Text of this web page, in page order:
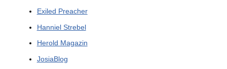
Exiled Preacher
Hanniel Strebel
Herold Magazin
JosiaBlog